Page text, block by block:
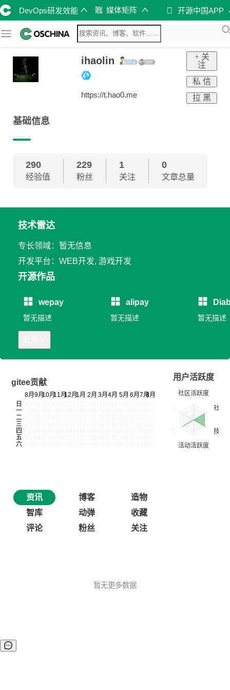
DevOps研发效能 媒体矩阵 开源中国APP
ihaolin
https://t.hao0.me
+ 关
注
私 信
拉 黑
基础信息
290
经验值
229
粉丝
1
关注
0
文章总量
技术雷达
专长领域：暂无信息
开发平台：WEB开发, 游戏开发
开源作品
wepay
暂无描述
alipay
暂无描述 暂无描述
gitee贡献
用户活跃度
资讯 博客
造物
智库
动弹
收藏
评论
粉丝 关注
暂无更多数据